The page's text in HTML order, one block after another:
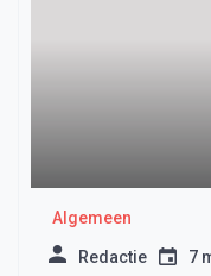
Algemeen
Redactie 7